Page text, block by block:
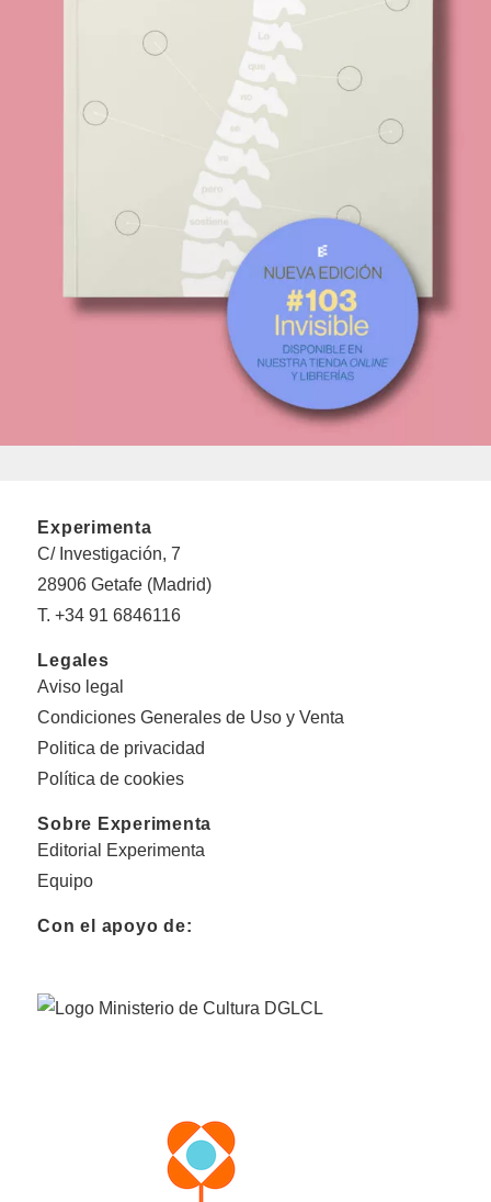
Experimenta
C/ Investigación, 7
28906 Getafe (Madrid)
T. +34 91 6846116
Legales
Aviso legal
Condiciones Generales de Uso y Venta
Politica de privacidad
Política de cookies
Sobre Experimenta
Editorial Experimenta
Equipo
Con el apoyo de: